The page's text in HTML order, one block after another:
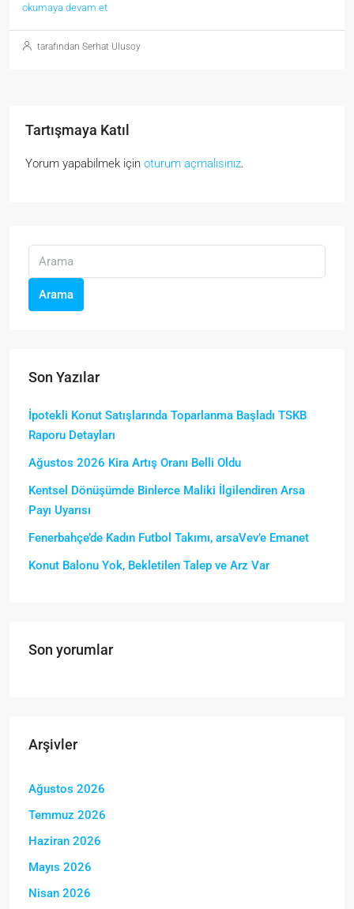
okumaya devam et
tarafından Serhat Ulusoy
Tartışmaya Katıl
Yorum yapabilmek için oturum açmalısınız
Arama
Son Yazılar
İpotekli Konut Satışlarında Toparlanma Başladı TSKB
Raporu Detayları
Ağustos 2026 Kira Artış Oranı Belli Oldu
Kentsel Dönüşümde Binlerce Maliki İlgilendiren Arsa
Payı Uyarısı
Fenerbahçe’de Kadın Futbol Takımı, arsaVev’e Emanet
Konut Balonu Yok, Bekletilen Talep ve Arz Var
Son yorumlar
Arşivler
Ağustos 2026
Temmuz 2026
Haziran 2026
Mayıs 2026
Nisan 2026